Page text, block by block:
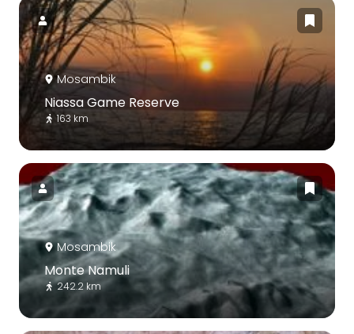
Mosambik
Niassa Game Reserve
163 km
Mosambik
Monte Namuli
242.2 km